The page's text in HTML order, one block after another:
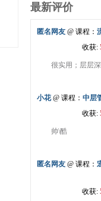
最新评价
匿名网友 @ 课程：
收获:
很实用；层层
小花 @ 课程： 中层
收获:
帅\酷
匿名网友 @ 课程：
收获: